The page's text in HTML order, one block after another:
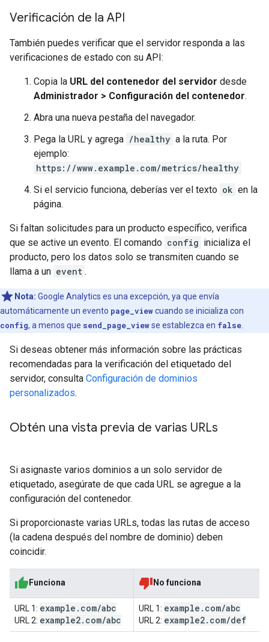
Verificación de la API
También puedes verificar que el servidor responda a las
verificaciones de estado con su API:
Copia la URL del contenedor del servidor desde
Administrador > Configuración del contenedor.
Abra una nueva pestaña del navegador.
Pega la URL y agrega /healthy a la ruta. Por
ejemplo:
https://www.example.com/metrics/healthy
Si el servicio funciona, deberías ver el texto ok en la
página.
Si faltan solicitudes para un producto específico, verifica
que se active un evento. El comando config inicializa el
producto, pero los datos solo se transmiten cuando se
llama a un event .
Nota: Google Analytics es una excepción, ya que envía
automáticamente un evento page_viewcuando se inicializa con
config, a menos que send_page_viewse establezca en false.
Si deseas obtener más información sobre las prácticas
recomendadas para la verificación del etiquetado del
servidor, consulta Configuración de dominios
personalizados.
Obtén una vista previa de varias URLs
Si asignaste varios dominios a un solo servidor de
etiquetado, asegúrate de que cada URL se agregue a la
configuración del contenedor.
Si proporcionaste varias URLs, todas las rutas de acceso
(la cadena después del nombre de dominio) deben
coincidir.
Funciona No funciona
URL 1: example . com/abc
URL 2: example2. com/abc
URL 1: example . com/abc
URL 2: example2. com/def